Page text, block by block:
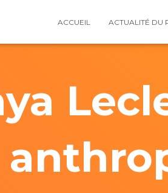
ACCUEIL ACTUALITÉ DU